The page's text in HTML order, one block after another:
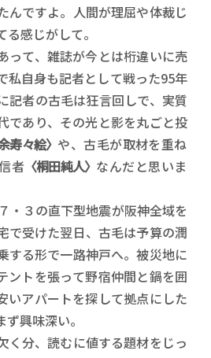
んですよ。人間が理屈や体裁じ
感じがして。
って、雑誌が今とは桁違いに売
私自身も記者として戦った95年
記者の古毛は狂言回しで、実質
であり、その光と影を丸ごと投
寿々絵〉 や、古毛が取材を重ね
者 〈桐田純人〉 なんだと思いま
・３の直下型地震が阪神全域を
で受けた翌日、古毛は予算の潤
する形で一路神戸へ。被災地に
ントを張って野宿仲間と鍋を囲
いアパートを探して拠点にした
興味深い。
く分、読むに値する題材をじっ